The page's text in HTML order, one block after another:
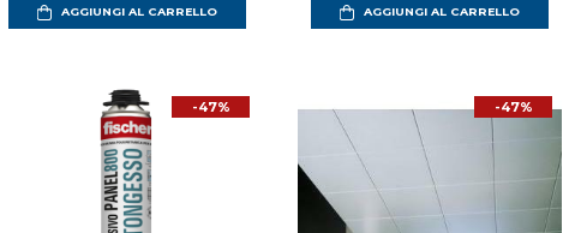
AGGIUNGI AL CARRELLO AGGIUNGI AL CARRELLO
-47% -47%